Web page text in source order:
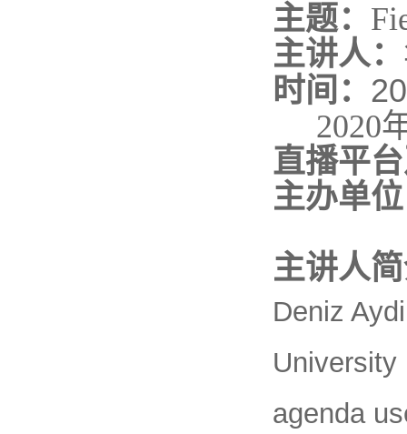
主题：
主讲人：
时间 ：
2020
直播平
主办单
主讲人
Deniz
University
agenda